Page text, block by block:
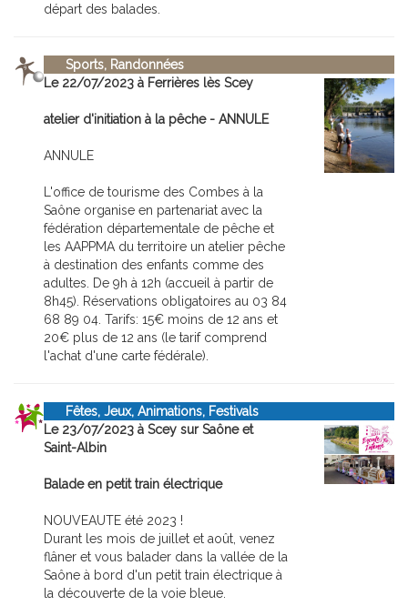
départ des balades.
Sports, Randonnées
Le 22/07/2023 à Ferrières lès Scey
atelier d'initiation à la pêche - ANNULE
ANNULE
L'office de tourisme des Combes à la
Saône organise en partenariat avec la
fédération départementale de pêche et
les AAPPMA du territoire un atelier pêche
à destination des enfants comme des
adultes. De 9h à 12h (accueil à partir de
8h45). Réservations obligatoires au 03 84
68 89 04. Tarifs: 15€ moins de 12 ans et
20€ plus de 12 ans (le tarif comprend
l'achat d'une carte fédérale).
Fêtes, Jeux, Animations, Festivals
Le 23/07/2023 à Scey sur Saône et
Saint-Albin
Balade en petit train électrique
NOUVEAUTE été 2023 !
Durant les mois de juillet et août, venez
flâner et vous balader dans la vallée de la
Saône à bord d'un petit train électrique à
la découverte de la voie bleue.